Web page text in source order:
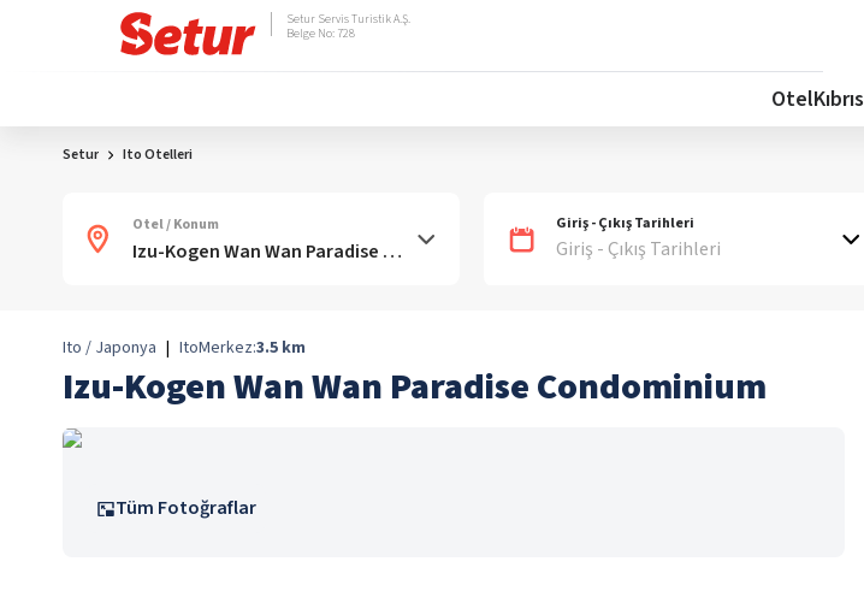
Setur Servis Turistik A.Ş.
Belge No: 728
OtelKıbrıs
Setur Ito Otelleri
Otel / Konum Giriş - Çıkış Tarihleri
Giriş - Çıkış Tarihleri
Ito / Japonya | ItoMerkez:3.5 km
Izu-Kogen Wan Wan Paradise Condominium
Tüm Fotoğraflar